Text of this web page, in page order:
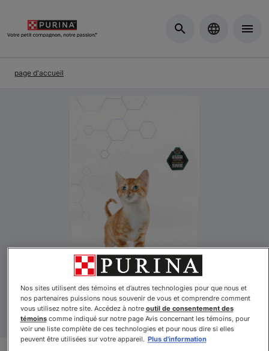
page d'accueil
Nos sites utilisent des témoins et d’autres technologies pour que nous et
nos partenaires puissions nous souvenir de vous et comprendre comment
vous utilisez notre site. Accédez à notre outil de consentement des
témoinscomme indiqué sur notre page Avis concernant les témoins, pour
voir une liste complète de ces technologies et pour nous dire si elles
peuvent être utilisées sur votre appareil. Plus d'information